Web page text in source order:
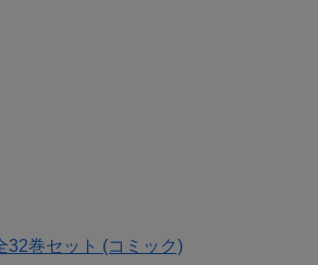
32巻セット (コミック)